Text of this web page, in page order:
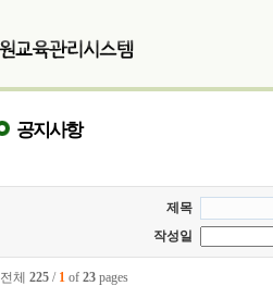
공지사항
제목
작성일
전체 225 / 1 of 23 pages